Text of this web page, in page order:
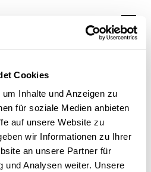
Cookies
Inhalte und Anzeigen zu
für soziale Medien anbieten
auf unsere Website zu
wir Informationen zu Ihrer
an unsere Partner für
und Analysen weiter. Unsere
Erft“